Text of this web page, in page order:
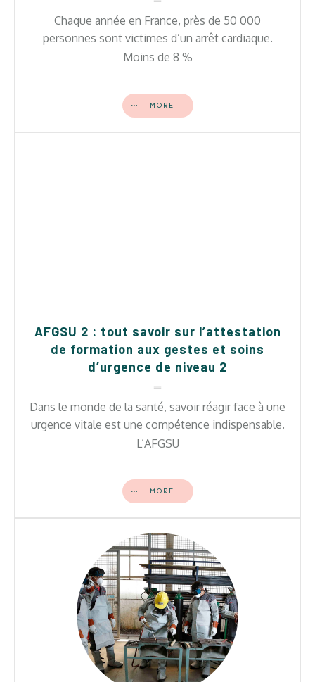
Chaque année en France, près de 50 000
personnes sont victimes d’un arrêt cardiaque.
Moins de 8 %
MORE
AFGSU 2 : tout savoir sur l’attestation
de formation aux gestes et soins
d’urgence de niveau 2
Dans le monde de la santé, savoir réagir face à une
urgence vitale est une compétence indispensable.
L’AFGSU
MORE